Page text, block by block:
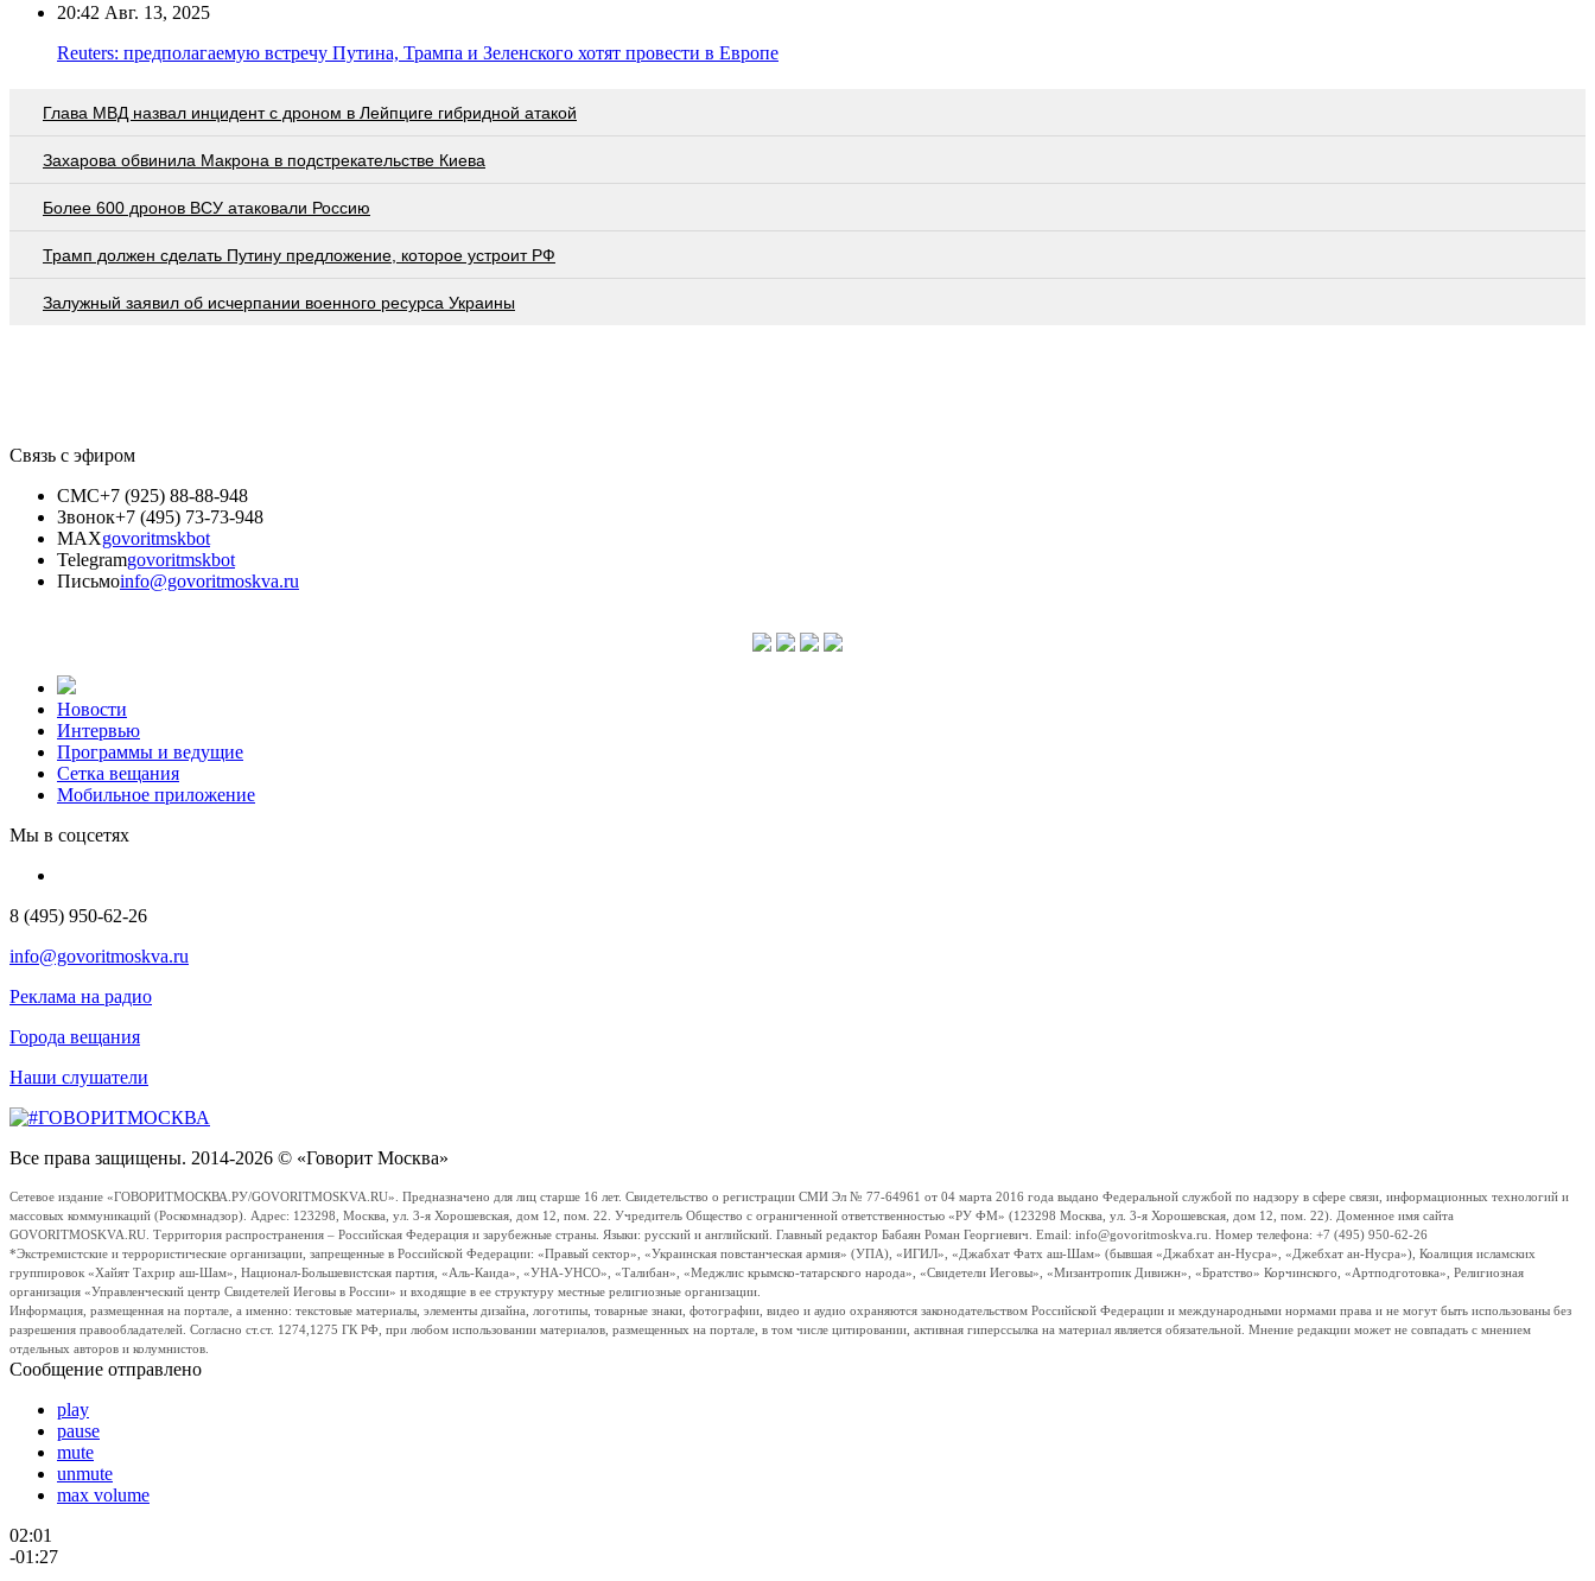
20:42 Авг. 13, 2025
Reuters: предполагаемую встречу Путина, Трампа и Зеленского хотят провести в Европе
Глава МВД назвал инцидент с дроном в Лейпциге гибридной атакой
Захарова обвинила Макрона в подстрекательстве Киева
Более 600 дронов ВСУ атаковали Россию
Трамп должен сделать Путину предложение, которое устроит РФ
Залужный заявил об исчерпании военного ресурса Украины
Связь с эфиром
СМС+7 (925) 88-88-948
Звонок+7 (495) 73-73-948
MAXgovoritmskbot
Telegramgovoritmskbot
Письмоinfo@govoritmoskva.ru
Новости
Интервью
Программы и ведущие
Сетка вещания
Мобильное приложение
Мы в соцсетях
8 (495) 950-62-26
info@govoritmoskva.ru
Реклама на радио
Города вещания
Наши слушатели
Все права защищены. 2014-2026 © «Говорит Москва»
Сетевое издание «ГОВОРИТМОСКВА.РУ/GOVORITMOSKVA.RU». Предназначено для лиц старше 16 лет. Свидетельство о регистрации СМИ Эл № 77-64961 от 04 марта 2016 года выдано Федеральной службой по надзору в сфере связи, информационных технологий и
массовых коммуникаций (Роскомнадзор). Адрес: 123298, Москва, ул. 3-я Хорошевская, дом 12, пом. 22. Учредитель Общество с ограниченной ответственностью «РУ ФМ» (123298 Москва, ул. 3-я Хорошевская, дом 12, пом. 22). Доменное имя сайта
GOVORITMOSKVA.RU. Территория распространения – Российская Федерация и зарубежные страны. Языки: русский и английский. Главный редактор Бабаян Роман Георгиевич. Email: info@govoritmoskva.ru. Номер телефона: +7 (495) 950-62-26
*Экстремистские и террористические организации, запрещенные в Российской Федерации: «Правый сектор», «Украинская повстанческая армия» (УПА), «ИГИЛ», «Джабхат Фатх аш-Шам» (бывшая «Джабхат ан-Нусра», «Джебхат ан-Нусра»), Коалиция исламских
группировок «Хайят Тахрир аш-Шам», Национал-Большевистская партия, «Аль-Каида», «УНА-УНСО», «Талибан», «Меджлис крымско-татарского народа», «Свидетели Иеговы», «Мизантропик Дивижн», «Братство» Корчинского, «Артподготовка», Религиозная
организация «Управленческий центр Свидетелей Иеговы в России» и входящие в ее структуру местные религиозные организации.
Информация, размещенная на портале, а именно: текстовые материалы, элементы дизайна, логотипы, товарные знаки, фотографии, видео и аудио охраняются законодательством Российской Федерации и международными нормами права и не могут быть использованы без
разрешения правообладателей. Согласно ст.ст. 1274,1275 ГК РФ, при любом использовании материалов, размещенных на портале, в том числе цитировании, активная гиперссылка на материал является обязательной. Мнение редакции может не совпадать с мнением
отдельных авторов и колумнистов.
Сообщение отправлено
play
pause
mute
unmute
max volume
02:01
-01:27